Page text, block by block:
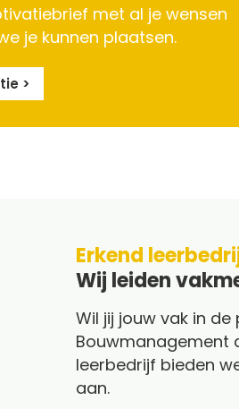
met al je wensen
je kunnen plaatsen.
>
Erkend
Wij leiden
Wil jij jouw vak in de
Bouwmanagement
leerbedrijf bieden
aan.